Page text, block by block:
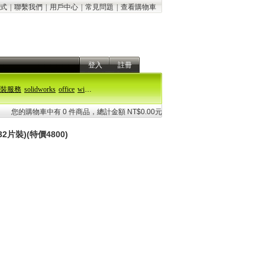
聯繫我們 用戶中心 常見問題 查看購物車
登入 註冊
服務 solidworks office windows 11
您的購物車中有 0 件商品，總計金額 NT$0.00元
片裝)(特價4800)